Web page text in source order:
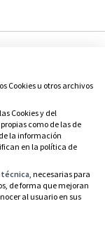
Cookies u otros archivos
Cookies y del
como de las de
la información
en la política de
, necesarias para
de forma que mejoran
al usuario en sus